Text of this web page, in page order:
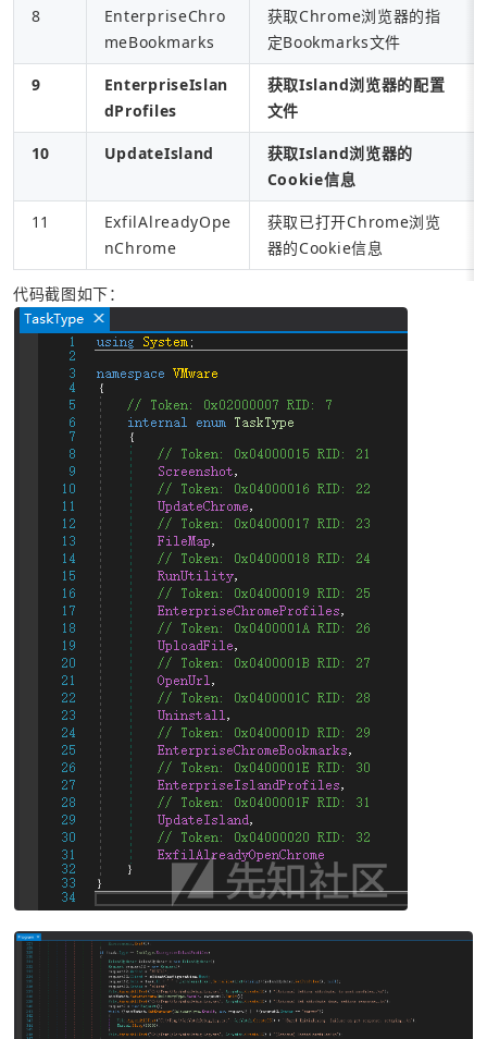
8
EnterpriseChro
meBookmarks
获取Chrome浏览器的指
定Bookmarks文件
9
EnterpriseIslan
dProfiles
获取Island浏览器的配置
文件
10 UpdateIsland
获取Island浏览器的
Cookie信息
11
ExfilAlreadyOpe
nChrome
获取已打开Chrome浏览
器的Cookie信息
代码截图如下：